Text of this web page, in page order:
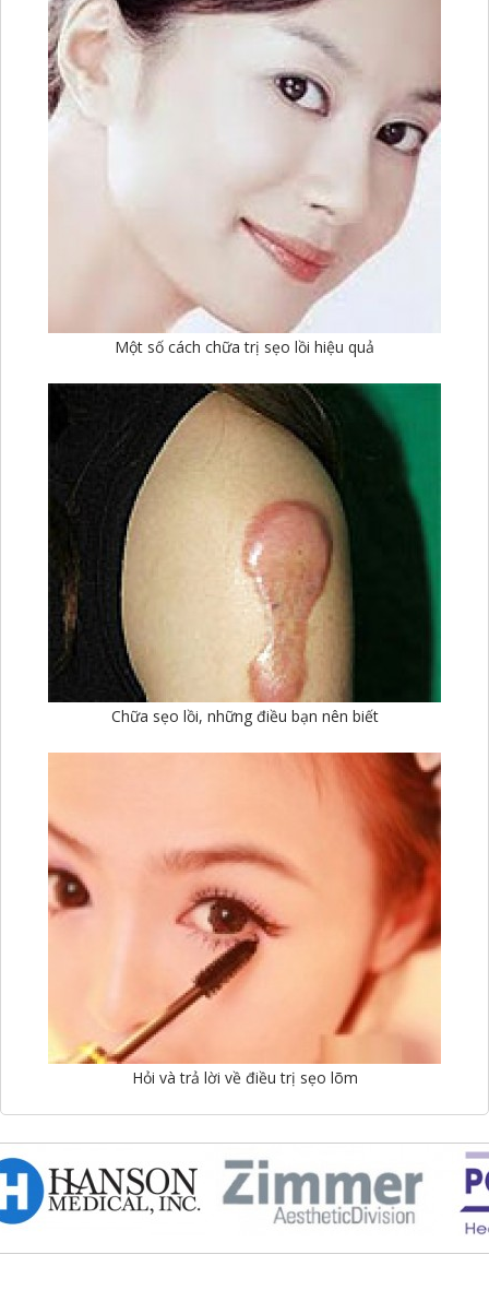
Một số cách chữa trị sẹo lồi hiệu quả
Chữa sẹo lồi, những điều bạn nên biết
Hỏi và trả lời về điều trị sẹo lõm